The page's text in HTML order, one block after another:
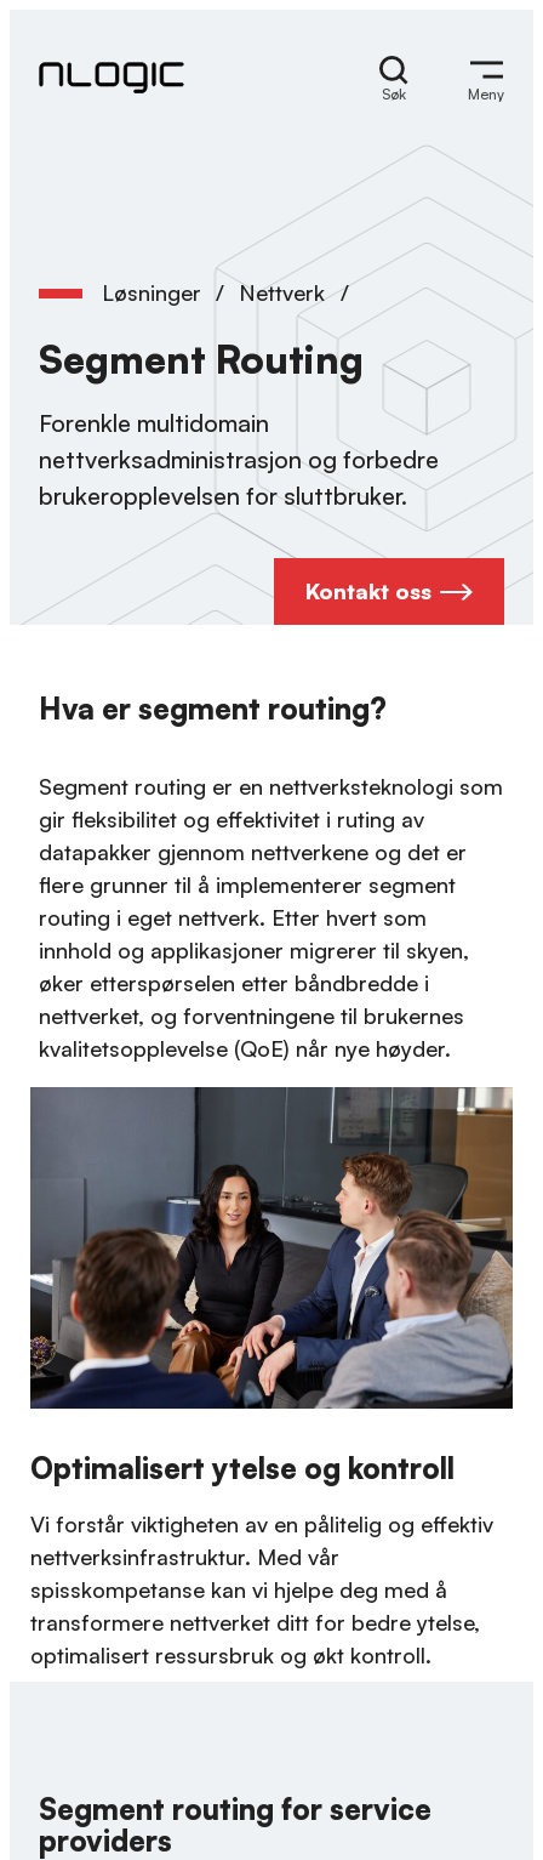
innhold
Søk Meny
Løsninger / Nettverk /
Segment Routing
Forenkle multidomain
nettverksadministrasjon og forbedre
brukeropplevelsen for sluttbruker.
Kontakt oss
Hva er segment routing?
Segment routing er en nettverksteknologi som
gir fleksibilitet og effektivitet i ruting av
datapakker gjennom nettverkene og det er
flere grunner til å implementerer segment
routing i eget nettverk. Etter hvert som
innhold og applikasjoner migrerer til skyen,
øker etterspørselen etter båndbredde i
nettverket, og forventningene til brukernes
kvalitetsopplevelse (QoE) når nye høyder.
Optimalisert ytelse og kontroll
Vi forstår viktigheten av en pålitelig og effektiv
nettverksinfrastruktur. Med vår
spisskompetanse kan vi hjelpe deg med å
transformere nettverket ditt for bedre ytelse,
optimalisert ressursbruk og økt kontroll.
Segment routing for service
providers